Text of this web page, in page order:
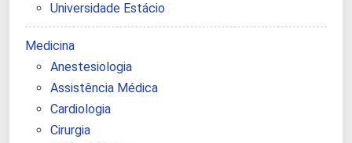
Universidade Estácio
Medicina
Anestesiologia
Assistência Médica
Cardiologia
Cirurgia